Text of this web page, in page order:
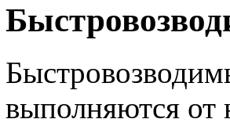
выполняются от